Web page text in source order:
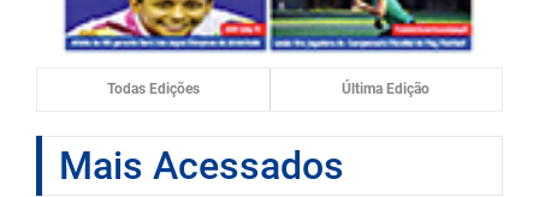
Todas Edições Última Edição
Mais Acessados